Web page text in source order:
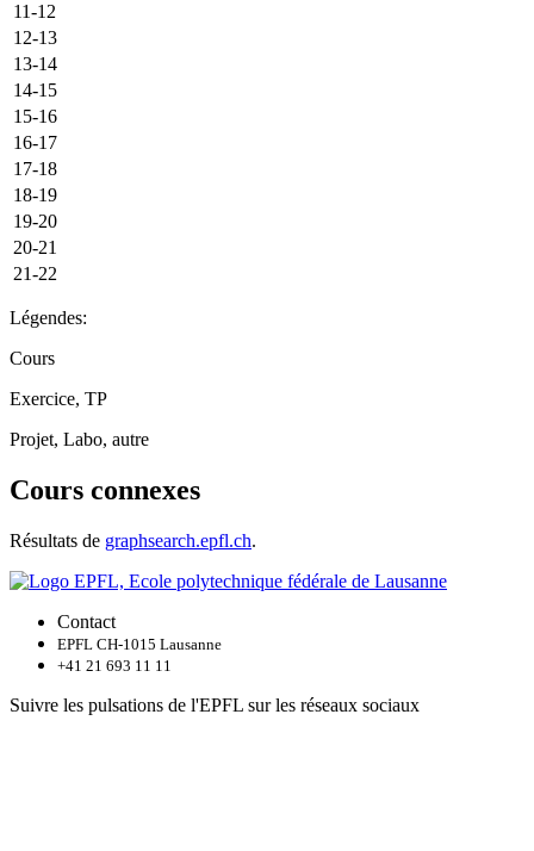
11-12
12-13
13-14
14-15
15-16
16-17
17-18
18-19
19-20
20-21
21-22
Légendes:
Cours
Exercice, TP
Projet, Labo, autre
Cours connexes
Résultats de graphsearch.epfl.ch.
Contact
EPFL CH-1015 Lausanne
+41 21 693 11 11
Suivre les pulsations de l'EPFL sur les réseaux sociaux